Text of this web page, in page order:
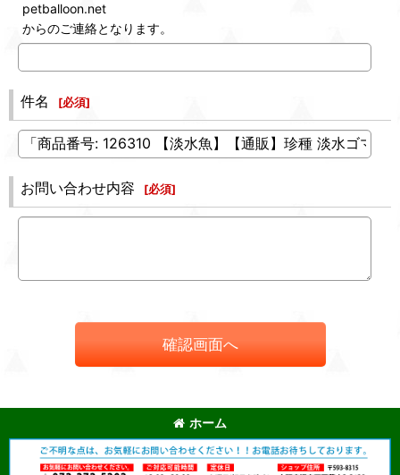
petballoon.net
からのご連絡となります。
件名 [必須]
お問い合わせ内容 [必須]
確認画面へ
ホーム